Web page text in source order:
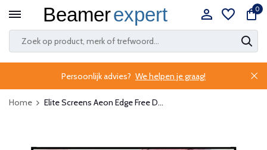
0
Persoonlijk advies? We helpen je graag!
Home Elite Screens Aeon Edge Free D...